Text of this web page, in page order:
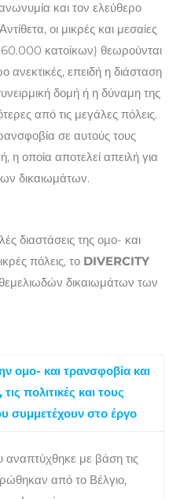
και τον ελεύθερο
οι μικρές και μεσαίες
κατοίκων) θεωρούνται
ανεκτικές, επειδή η διάσταση
δομή ή η δύναμη της
από τις μεγάλες πόλεις.
σε αυτούς τους
η οποία αποτελεί απειλή για
δικαιωμάτων.
διαστάσεις της ομο- και
πόλεις, το DIVERCITY
δικαιωμάτων των
ομο- και τρανσφοβία και
πολιτικές και τους
συμμετέχουν στο έργο
αναπτύχθηκε με βάση τις
από το Βέλγιο,